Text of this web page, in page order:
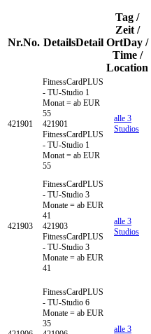
Nr.No. DetailsDetail
Tag /
Zeit /
OrtDay /
Time /
Location
421901
FitnessCardPLUS
- TU-Studio 1
Monat = ab EUR
55
421901
FitnessCardPLUS
- TU-Studio 1
Monat = ab EUR
55
alle 3
Studios
421903
FitnessCardPLUS
- TU-Studio 3
Monate = ab EUR
41
421903
FitnessCardPLUS
- TU-Studio 3
Monate = ab EUR
41
alle 3
Studios
FitnessCardPLUS
- TU-Studio 6
Monate = ab EUR
35
alle 3